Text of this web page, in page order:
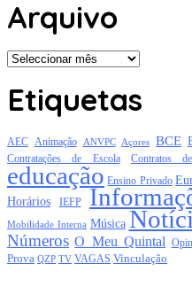
Arquivo
Arquivo
Etiquetas
AEC Animação ANVPC Açores BCE
Contratações de Escola Contratos
educação Ensino Privado
Horários IEFP
Mobilidade Interna Música
Números O Meu Quintal
Prova QZP TV VAGAS Vinculação